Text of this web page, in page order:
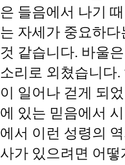
은 들음에서 나기
는 자세가 중요하
것 같습니다. 바울
소리로 외쳤습니다
이 일어나 걷게 되
에 있는 믿음에서
에서 이런 성령의
사가 있으려면 어